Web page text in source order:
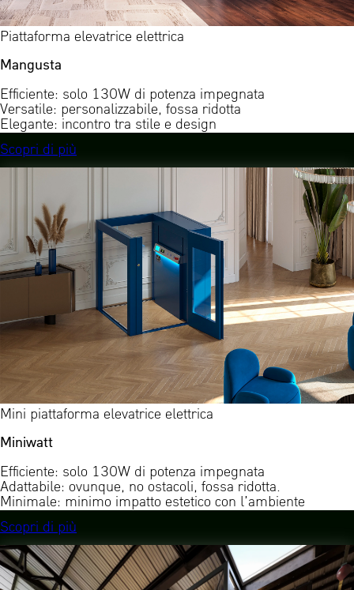
Piattaforma elevatrice elettrica
Mangusta
Efficiente: solo 130W di potenza impegnata
Versatile: personalizzabile, fossa ridotta
Elegante: incontro tra stile e design
Scopri di più
Mini piattaforma elevatrice elettrica
Miniwatt
Efficiente: solo 130W di potenza impegnata
Adattabile: ovunque, no ostacoli, fossa ridotta.
Minimale: minimo impatto estetico con l’ambiente
Scopri di più